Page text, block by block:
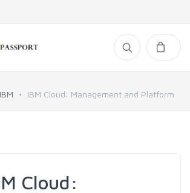
IBM IBM Cloud: Management and Platform
Cloud: